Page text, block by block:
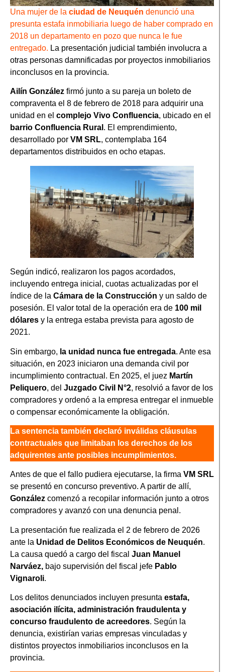
Una mujer de la ciudad de Neuquén denunció una
presunta estafa inmobiliaria luego de haber comprado en
2018 un departamento en pozo que nunca le fue
entregado. La presentación judicial también involucra a
otras personas damnificadas por proyectos inmobiliarios
inconclusos en la provincia.
Ailín González firmó junto a su pareja un boleto de
compraventa el 8 de febrero de 2018 para adquirir una
unidad en el complejo Vivo Confluencia, ubicado en el
barrio Confluencia Rural . El emprendimiento,
desarrollado por VM SRL, contemplaba 164
departamentos distribuidos en ocho etapas.
Según indicó, realizaron los pagos acordados,
incluyendo entrega inicial, cuotas actualizadas por el
índice de la Cámara de la Construcción y un saldo de
posesión. El valor total de la operación era de 100 mil
dólares y la entrega estaba prevista para agosto de
2021.
Sin embargo, la unidad nunca fue entregada. Ante esa
situación, en 2023 iniciaron una demanda civil por
incumplimiento contractual. En 2025, el juez Martín
Peliquero, del Juzgado Civil N°2, resolvió a favor de los
compradores y ordenó a la empresa entregar el inmueble
o compensar económicamente la obligación.
La sentencia también declaró inválidas cláusulas
contractuales que limitaban los derechos de los
adquirentes ante posibles incumplimientos.
Antes de que el fallo pudiera ejecutarse, la firma VM SRL
se presentó en concurso preventivo. A partir de allí,
González comenzó a recopilar información junto a otros
compradores y avanzó con una denuncia penal.
La presentación fue realizada el 2 de febrero de 2026
ante la Unidad de Delitos Económicos de Neuquén.
La causa quedó a cargo del fiscal Juan Manuel
Narváez, bajo supervisión del fiscal jefe Pablo
Vignaroli.
Los delitos denunciados incluyen presunta estafa,
asociación ilícita, administración fraudulenta y
concurso fraudulento de acreedores. Según la
denuncia, existirían varias empresas vinculadas y
distintos proyectos inmobiliarios inconclusos en la
provincia.